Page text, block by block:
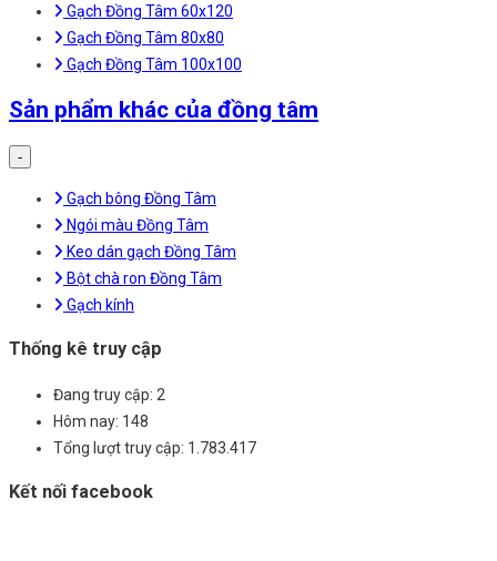
Gạch Đồng Tâm 60x120
Gạch Đồng Tâm 80x80
Gạch Đồng Tâm 100x100
Sản phẩm khác của đồng tâm
-
Gạch bông Đồng Tâm
Ngói màu Đồng Tâm
Keo dán gạch Đồng Tâm
Bột chà ron Đồng Tâm
Gạch kính
Thống kê truy cập
Đang truy cập: 2
Hôm nay: 148
Tổng lượt truy cập: 1.783.417
Kết nối facebook